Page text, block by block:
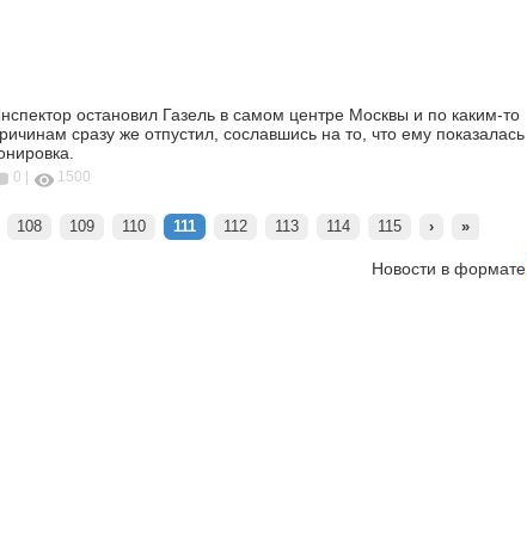
остановил Газель в самом центре Москвы и по каким-то
сразу же отпустил, сославшись на то, что ему показалась
0 | 1500
108 109 110 111 112 113 114 115 › »
Новости в формате